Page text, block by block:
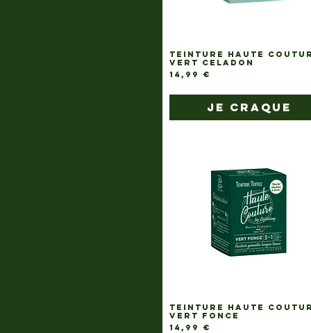
TEINTURE HAUTE
VERT CELADON
Prix
14,99 €
je craque
TEINTURE HAUTE
VERT FONCE
Prix
14,99 €